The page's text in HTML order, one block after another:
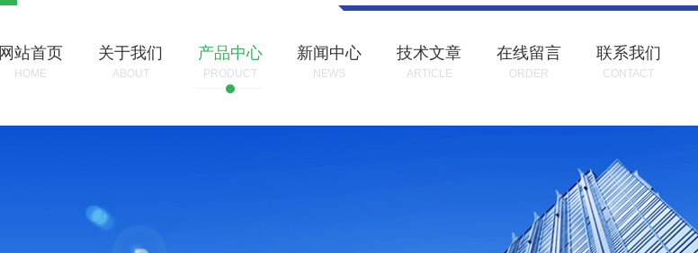
网站首页
HOME
关于我们
ABOUT
产品中心
PRODUCT
新闻中心
NEWS
技术文章
ARTICLE
在线留言
ORDER
联系我们
CONTACT